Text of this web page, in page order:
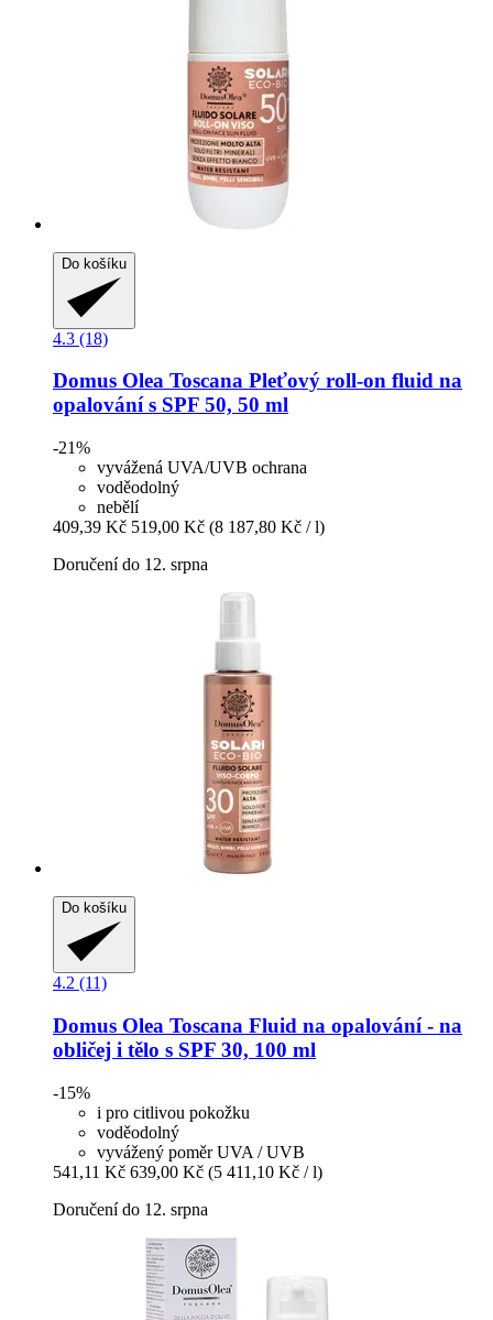
Do košíku
4.3 (18)
Domus Olea Toscana Pleťový roll-​on fluid na
opalování s SPF 50, 50 ml
-21%
vyvážená UVA/UVB ochrana
voděodolný
nebělí
409,39 Kč 519,00 Kč (8 187,80 Kč / l)
Doručení do 12. srpna
Do košíku
4.2 (11)
Domus Olea Toscana Fluid na opalování -​ na
obličej i tělo s SPF 30, 100 ml
-15%
i pro citlivou pokožku
voděodolný
vyvážený poměr UVA / UVB
541,11 Kč 639,00 Kč (5 411,10 Kč / l)
Doručení do 12. srpna